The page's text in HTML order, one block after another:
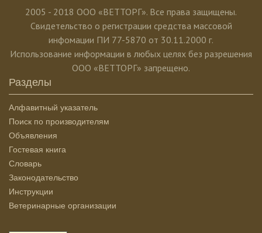
2005 - 2018 ООО «ВЕТТОРГ». Все права защищены.
Свидетельство о регистрации средства массовой
инфомации ПИ 77-5870 от 30.11.2000 г.
Использование информации в любых целях без разрешения
ООО «ВЕТТОРГ» запрещено.
Разделы
Алфавитный указатель
Поиск по производителям
Объявления
Гостевая книга
Словарь
Законодательство
Инструкции
Ветеринарные организации